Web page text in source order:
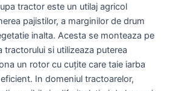
tractor este un utilaj agricol
pajistilor, a marginilor de drum
inalta. Acesta se monteaza pe
tractorului si utilizeaza puterea
un rotor cu cuțite care taie iarba
In domeniul tractoarelor,